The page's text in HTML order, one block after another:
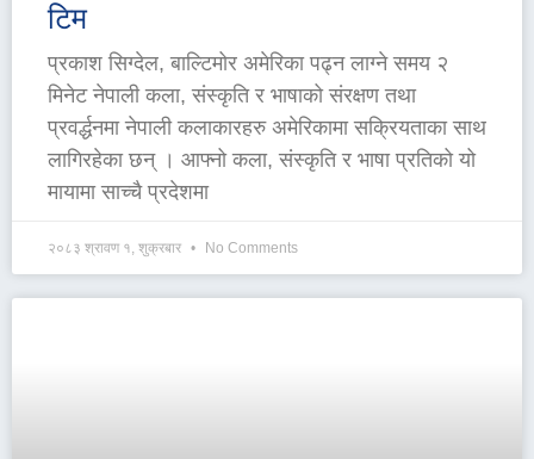
टिम
प्रकाश सिग्देल, बाल्टिमोर अमेरिका पढ्न लाग्ने समय २
मिनेट नेपाली कला, संस्कृति र भाषाको संरक्षण तथा
प्रवर्द्धनमा नेपाली कलाकारहरु अमेरिकामा सक्रियताका साथ
लागिरहेका छन् । आफ्नो कला, संस्कृति र भाषा प्रतिको यो
मायामा साच्चै प्रदेशमा
२०८३ श्रावण १, शुक्रबार No Comments